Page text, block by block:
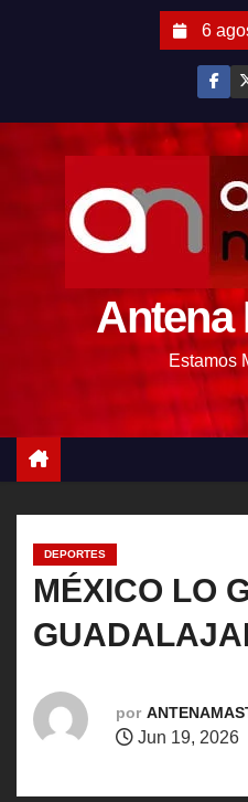
6
Antena
Estamos
DEPORTES
MÉXICO LO
por
Jun 19, 2026